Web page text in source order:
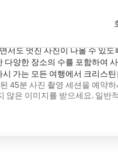
45분 사진 촬영 세션을 예약하
않은 이미지를 받으세요. 일반
용됩니다. 예약 전에 연락해주
함께 재미있는 사진을 찍는 것 같
서도 멋진 사진이 나올 수 있
양한 장소의 수를 포함하여
습니다. 카우아이로 다시 가는 모든 여행에